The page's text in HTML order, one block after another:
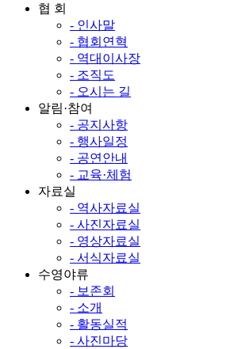
협 회
- 인사말
- 협회연혁
- 역대이사장
- 조직도
- 오시는 길
알림·참여
- 공지사항
- 행사일정
- 공연안내
- 교육·체험
자료실
- 역사자료실
- 사진자료실
- 영상자료실
- 서식자료실
수영야류
- 보존회
- 소개
- 활동실적
- 사진마당